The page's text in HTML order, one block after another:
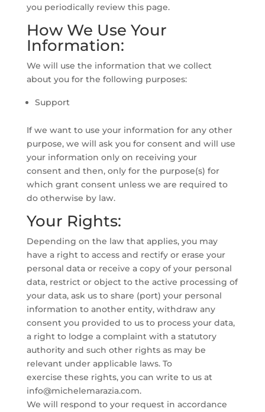
you periodically review this page.
How We Use Your
Information:
We will use the information that we collect
about you for the following purposes:
Support
If we want to use your information for any other
purpose, we will ask you for consent and will use
your information only on receiving your
consent and then, only for the purpose(s) for
which grant consent unless we are required to
do otherwise by law.
Your Rights:
Depending on the law that applies, you may
have a right to access and rectify or erase your
personal data or receive a copy of your personal
data, restrict or object to the active processing of
your data, ask us to share (port) your personal
information to another entity, withdraw any
consent you provided to us to process your data,
a right to lodge a complaint with a statutory
authority and such other rights as may be
relevant under applicable laws. To
exercise these rights, you can write to us at
info@michelemarazia.com.
We will respond to your request in accordance